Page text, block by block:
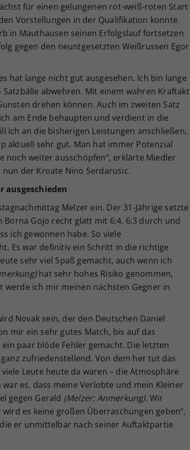
für einen gelungenen rot-weiß-roten Start
Vorstellungen in der Qualifikation konnte
in Mauthausen seinen Erfolgslauf fortsetzen
gegen den neuntgesetzten Weißrussen Egor
hat lange nicht gut ausgesehen. Ich bin lange
abwehren. Mit einem wahren Kraftakt
drehen können. Auch im zweiten Satz
am Ende behaupten und verdient in die
ich an die bisherigen Leistungen anschließen,
aktuell sehr gut. Man hat immer Potenzial
noch weiter ausschöpfen“, erklärte Miedler
der Kroate Nino Serdarusic.
ausgeschieden
Melzer ein. Der 31-Jährige setzte
Gojo recht glatt mit 6:4, 6:3 durch und
ich gewonnen habe. So viele
Es war definitiv ein Schritt in die richtige
sehr viel Spaß gemacht, auch wenn ich
hat sehr hohes Risiko genommen,
werde ich mir meinen nächsten Gegner in
Novak sein, der den Deutschen Daniel
mir ein sehr gutes Match, bis auf das
paar blöde Fehler gemacht. Die letzten
zufriedenstellend. Von dem her tut das
Leute heute da waren – die Atmosphäre
es, dass meine Verlobte und mein Kleiner
gegen Gerald (Melzer; Anmerkung). Wir
es keine großen Überraschungen geben“,
er unmittelbar nach seiner Auftaktpartie